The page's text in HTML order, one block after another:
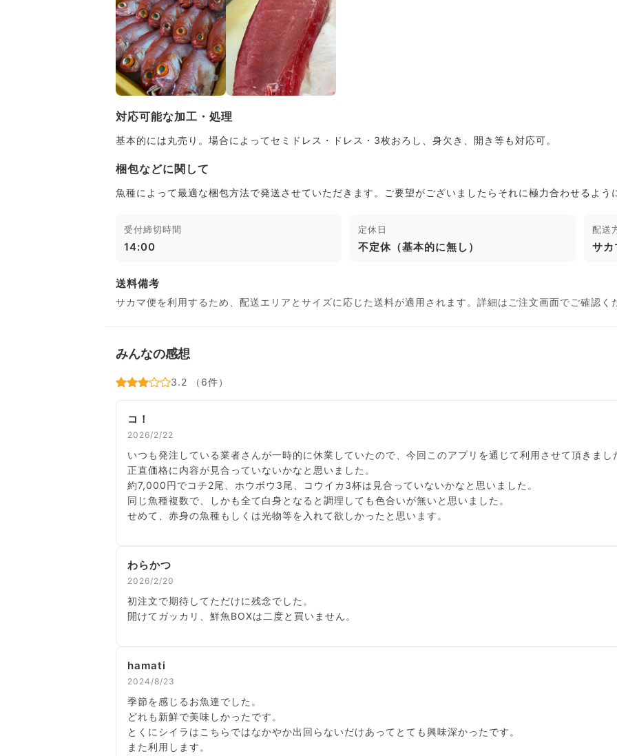
対応可能な加工・処理
基本的には丸売り。場合によってセミドレス・ドレス・3枚おろし、身欠き、開き等も対応可。
梱包などに関して
魚種によって最適な梱包方法で発送させていただきます。ご要望がございましたらそれに極力合わせるよう
受付締切時間
14:00
定休日
不定休（基本的に無し）
配送
サカ
送料備考
サカマ便を利用するため、配送エリアとサイズに応じた送料が適用されます。詳細はご注文画面でご確認く
みんなの感想
3.2 （6件）
コ！
2026/2/22
いつも発注している業者さんが一時的に休業していたので、今回このアプリを通じて利用させて頂きまし
正直価格に内容が見合っていないかなと思いました。
約7,000円でコチ2尾、ホウボウ3尾、コウイカ3杯は見合っていないかなと思いました。
同じ魚種複数で、しかも全て白身となると調理しても色合いが無いと思いました。
せめて、赤身の魚種もしくは光物等を入れて欲しかったと思います。
わらかつ
2026/2/20
初注文で期待してただけに残念でした。
開けてガッカリ、鮮魚BOXは二度と買いません。
hamati
2024/8/23
季節を感じるお魚達でした。
どれも新鮮で美味しかったです。
とくにシイラはこちらではなかやか出回らないだけあってとても興味深かったです。
また利用します。